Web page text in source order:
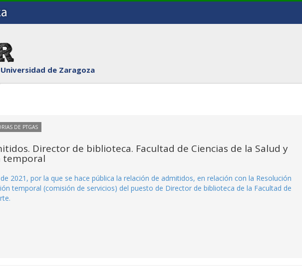
Universidad de Zaragoza
DE PTGAS
Director de biblioteca. Facultad de Ciencias de la Salud y
temporal
2021, por la que se hace pública la relación de admitidos, en relación con la Resolución
temporal (comisión de servicios) del puesto de Director de biblioteca de la Facultad de